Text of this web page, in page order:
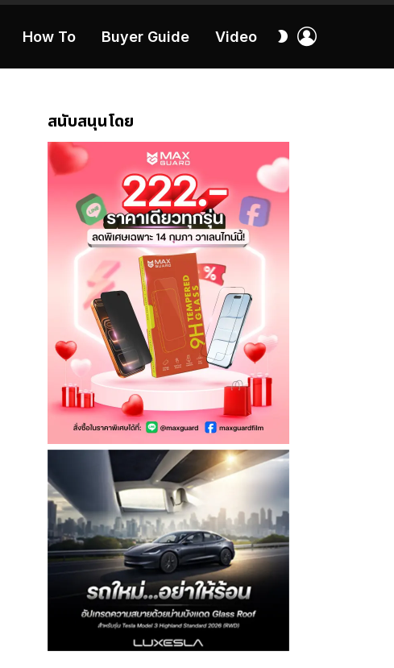
How To Buyer Guide Video
สลับ
สนับสนุนโดย